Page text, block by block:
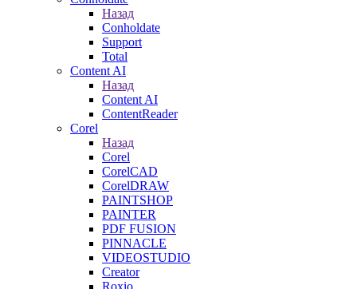
Назад
Conholdate
Support
Total
Content AI
Назад
Content AI
ContentReader
Corel
Назад
Corel
CorelCAD
CorelDRAW
PAINTSHOP
PAINTER
PDF FUSION
PINNACLE
VIDEOSTUDIO
Creator
Roxio